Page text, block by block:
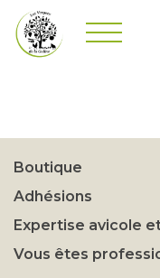
Boutique
Adhésions
Expertise avicole
Vous êtes